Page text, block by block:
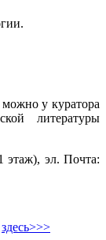
можно у куратора
литературы
этаж), эл. Почта:
здесь>>>